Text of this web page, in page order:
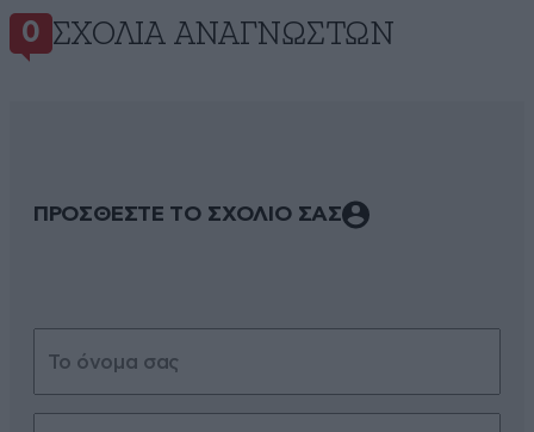
0 ΣΧΌΛΙΑ ΑΝΑΓΝΩΣΤΏΝ
ΠΡΟΣΘΕΣΤΕ ΤΟ ΣΧΟΛΙΟ ΣΑΣ